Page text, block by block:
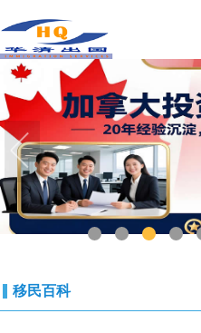
1 2 3 4 5
移民百科